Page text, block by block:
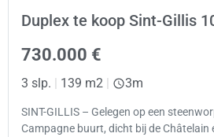
Duplex te koop Sint-Gillis
730.000 €
3 slp. | 139 m2 | 3m
SINT-GILLIS – Gelegen op een
Campagne buurt, dicht bij de Châtelain